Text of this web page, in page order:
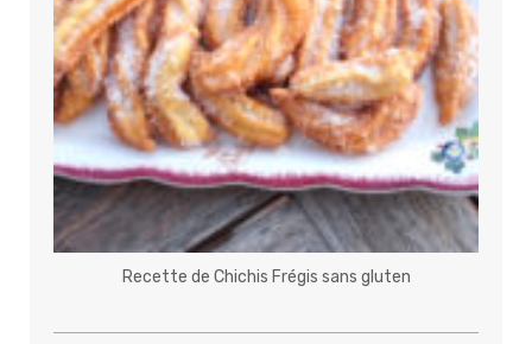
Recette de Chichis Frégis sans gluten